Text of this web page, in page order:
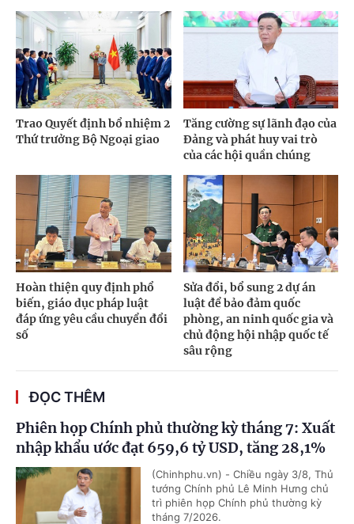
Trao Quyết định bổ nhiệm 2
Thứ trưởng Bộ Ngoại giao
Tăng cường sự lãnh đạo của
Đảng và phát huy vai trò
của các hội quần chúng
Hoàn thiện quy định phổ
biến, giáo dục pháp luật
đáp ứng yêu cầu chuyển đổi
số
Sửa đổi, bổ sung 2 dự án
luật để bảo đảm quốc
phòng, an ninh quốc gia và
chủ động hội nhập quốc tế
sâu rộng
ĐỌC THÊM
Phiên họp Chính phủ thường kỳ tháng 7: Xuất
nhập khẩu ước đạt 659,6 tỷ USD, tăng 28,1%
(Chinhphu.vn) - Chiều ngày 3/8, Thủ
tướng Chính phủ Lê Minh Hưng chủ
trì phiên họp Chính phủ thường kỳ
tháng 7/2026.